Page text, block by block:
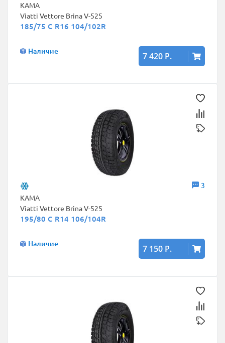
КАМА
Viatti Vettore Brina V-525
185/75 C R16 104/102R
Наличие 7 420 Р.
3
КАМА
Viatti Vettore Brina V-525
195/80 C R14 106/104R
Наличие 7 150 Р.